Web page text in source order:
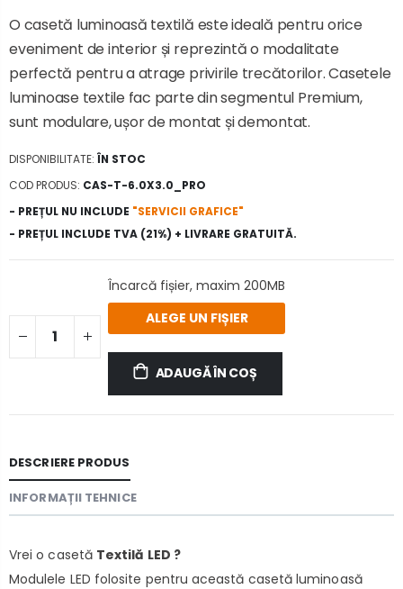
O casetă luminoasă textilă este ideală pentru orice
eveniment de interior și reprezintă o modalitate
perfectă pentru a atrage privirile trecătorilor. Casetele
luminoase textile fac parte din segmentul Premium,
sunt modulare, ușor de montat și demontat.
DISPONIBILITATE: ÎN STOC
COD PRODUS: CAS-T-6.0X3.0_PRO
- PREȚUL NU INCLUDE "SERVICII GRAFICE"
- PREȚUL INCLUDE TVA (21%) + LIVRARE GRATUITĂ.
Încarcă fișier, maxim 200MB
ALEGE UN FIȘIER
ADAUGĂ ÎN COȘ
DESCRIERE PRODUS
INFORMAȚII TEHNICE
Vrei o casetă Textilă LED ?
Modulele LED folosite pentru această casetă luminoasă